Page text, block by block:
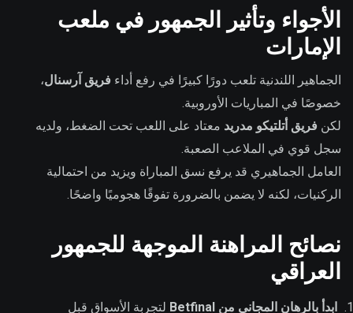
الأجواء وتأثير الجمهور في ملعب
الإمارات
الجماهير اللندنية تلعب دورًا كبيرًا في رفع أداء فريق آرسنال،
خصوصًا في المباريات الأوروبية.
لكن فريق أتلتيكو مدريد معتاد على اللعب تحت الضغط، ولديه
سجل قوي في الملاعب الصعبة.
العامل الجماهيري قد يرفع نسق المباراة ويزيد من احتمالية
الركنيات، لكنه لا يضمن بالضرورة تفوقًا هجوميًا واضحًا.
نصائح المراهنة الموجهة للجمهور
العراقي
ابدأ بالرهان المجاني من Betfinal لتجربة الأسواق قبل